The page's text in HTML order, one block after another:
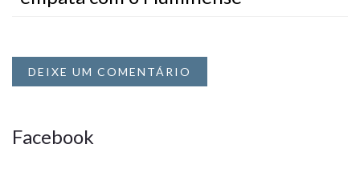
DEIXE UM COMENTÁRIO
Facebook